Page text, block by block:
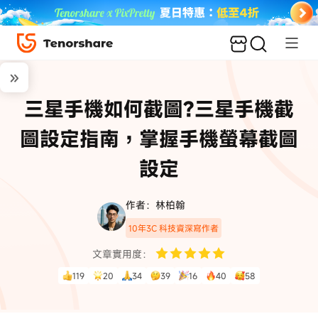
三星手機如何截圖?三星手機截
圖設定指南，掌握手機螢幕截圖
設定
作者：林柏翰
10年3C 科技資深寫作者
文章實用度：
119 20 34 39 16 40 58